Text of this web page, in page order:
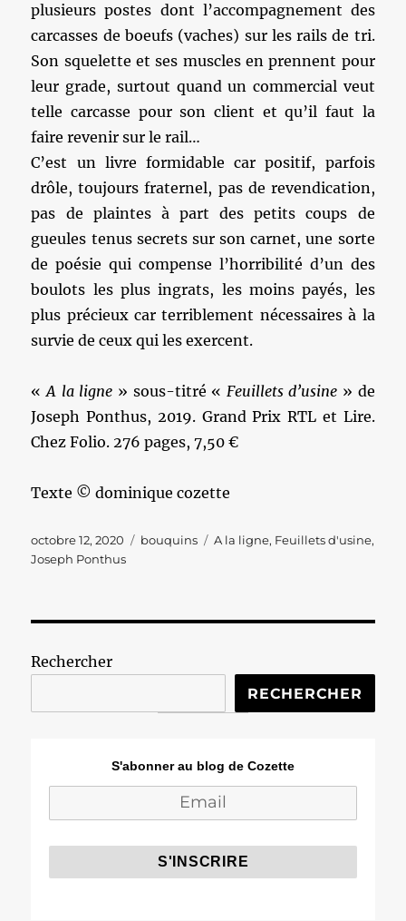
plusieurs postes dont l’accompagnement des
carcasses de boeufs (vaches) sur les rails de tri.
Son squelette et ses muscles en prennent pour
leur grade, surtout quand un commercial veut
telle carcasse pour son client et qu’il faut la
faire revenir sur le rail…
C’est un livre formidable car positif, parfois
drôle, toujours fraternel, pas de revendication,
pas de plaintes à part des petits coups de
gueules tenus secrets sur son carnet, une sorte
de poésie qui compense l’horribilité d’un des
boulots les plus ingrats, les moins payés, les
plus précieux car terriblement nécessaires à la
survie de ceux qui les exercent.
«A la ligne » sous-titré « Feuillets d’usine » de
Joseph Ponthus, 2019. Grand Prix RTL et Lire.
Chez Folio. 276 pages, 7,50 €
Texte © dominique cozette
Publié
le
octobre 12, 2020 Catégories
bouquins Étiquettes
A la ligne, Feuillets d'usine,
Joseph Ponthus
Rechercher
RECHERCHER
S'abonner au blog de Cozette